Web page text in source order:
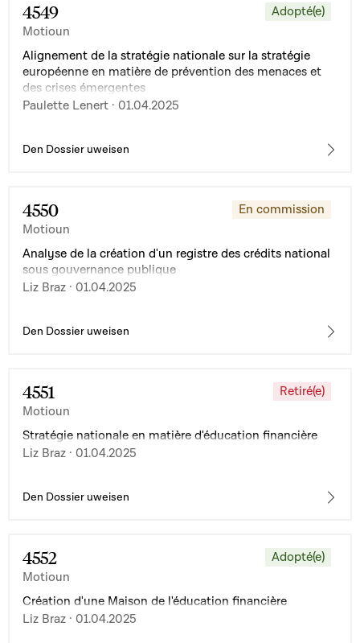
4549
Motioun
Adopté(e)
Alignement de la stratégie nationale sur la stratégie
européenne en matière de prévention des menaces et
des crises émergentes
Paulette Lenert · 01.04.2025
Den Dossier uweisen
4550
Motioun
En commission
Analyse de la création d'un registre des crédits national
sous gouvernance publique
Liz Braz · 01.04.2025
Den Dossier uweisen
4551
Motioun
Retiré(e)
Stratégie nationale en matière d'éducation financière
Liz Braz · 01.04.2025
Den Dossier uweisen
4552
Motioun
Adopté(e)
Création d'une Maison de l'éducation financière
Liz Braz · 01.04.2025